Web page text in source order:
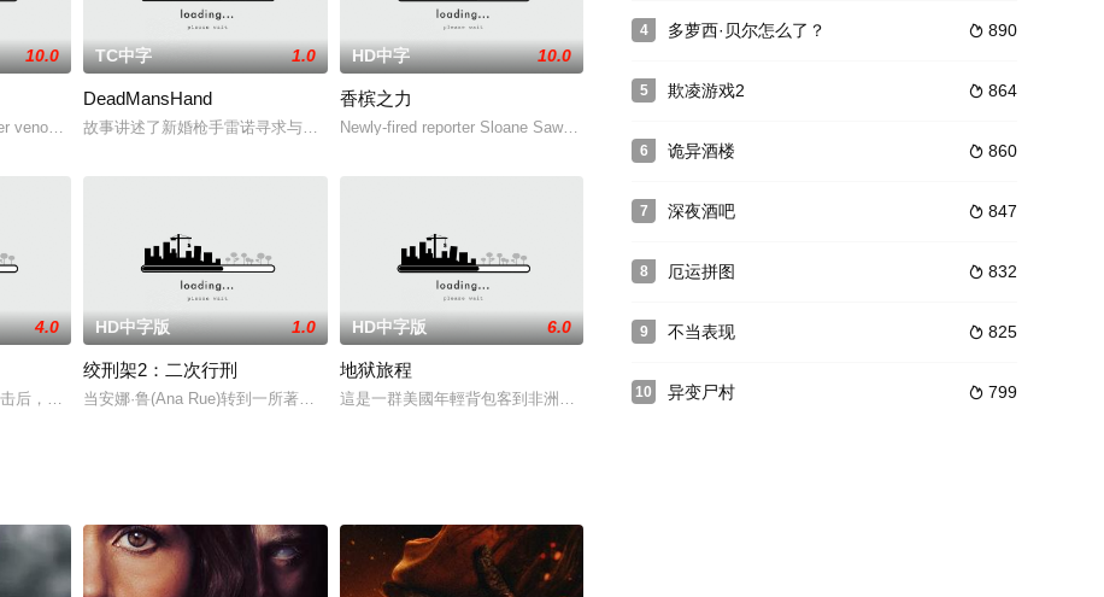
板让女主送他们去机场。本来女主应该送完还车，可女主没见过海，就一路
10.0
venom is deadlier than ever. When ne
TC中字 1.0
DeadMansHand
故事讲述了新婚枪手雷诺寻求与新娘过平静生活的故事。当雷诺出于自卫杀死一名强盗时，他发现他们都又回到了原来的样子。当地腐败的市
HD中字 10.0
香槟之力
Newly-fired reporter Sloane Sawyer reluctantly returns to her
4.0
后，通过寻求修复一个新病人的生活，使他的生活恢复在一起，但他有自己的可怕的历史。
HD中字版 1.0
绞刑架2：二次行刑
当安娜·鲁(Ana Rue)转到一所著名的新表演学校时，她在参加了一场病毒式的挑战后，遇到了一个恶毒的灵魂。
HD中字版 6.0
地狱旅程
這是一群美國年輕背包客到非洲旅行的故事，在發現了小屋廢棄已久之後，一切開始不太對勁。為了在這充滿
4  890
多萝西·贝尔怎么了？
5  864
欺凌游戏2
6  860
诡异酒楼
7  847
深夜酒吧
8  832
厄运拼图
9  825
不当表现
10  799
异变尸村